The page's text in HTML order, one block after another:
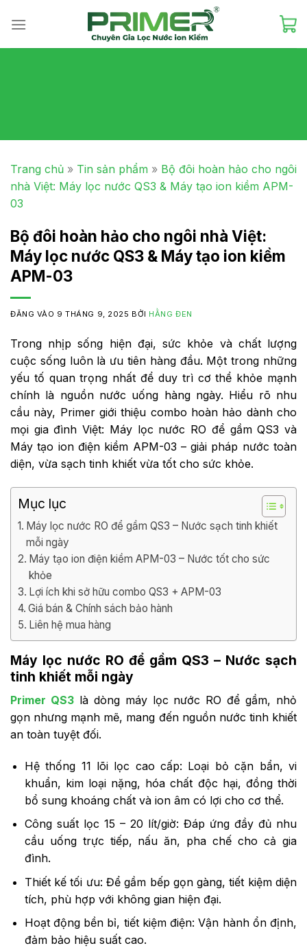
Trang chủ » Tin sản phẩm » Bộ đôi hoàn hảo cho ngôi
nhà Việt: Máy lọc nước QS3 & Máy tạo ion kiềm APM-
03
Bộ đôi hoàn hảo cho ngôi nhà Việt:
Máy lọc nước QS3 & Máy tạo ion kiềm
APM-03
ĐĂNG VÀO 9 THÁNG 9, 2025 BỞI HẰNG ĐEN
Trong nhịp sống hiện đại, sức khỏe và chất lượng
cuộc sống luôn là ưu tiên hàng đầu. Một trong những
yếu tố quan trọng nhất để duy trì cơ thể khỏe mạnh
chính là nguồn nước uống hàng ngày. Hiểu rõ nhu
cầu này, Primer giới thiệu combo hoàn hảo dành cho
mọi gia đình Việt: Máy lọc nước RO để gầm QS3 và
Máy tạo ion điện kiềm APM-03 – giải pháp nước toàn
diện, vừa sạch tinh khiết vừa tốt cho sức khỏe.
Mục lục
Máy lọc nước RO để gầm QS3 – Nước sạch tinh khiết
mỗi ngày
Máy tạo ion điện kiềm APM-03 – Nước tốt cho sức
khỏe
Lợi ích khi sở hữu combo QS3 + APM-03
Giá bán & Chính sách bảo hành
Liên hệ mua hàng
Máy lọc nước RO để gầm QS3 – Nước sạch
tinh khiết mỗi ngày
Primer QS3là dòng máy lọc nước RO để gầm, nhỏ
gọn nhưng mạnh mẽ, mang đến nguồn nước tinh khiết
an toàn tuyệt đối.
Hệ thống 11 lõi lọc cao cấp: Loại bỏ cặn bẩn, vi
khuẩn, kim loại nặng, hóa chất độc hại, đồng thời
bổ sung khoáng chất và ion âm có lợi cho cơ thể.
Công suất lọc 15 – 20 lít/giờ: Đáp ứng đầy đủ nhu
cầu uống trực tiếp, nấu ăn, pha chế cho cả gia
đình.
Thiết kế tối ưu: Để gầm bếp gọn gàng, tiết kiệm diện
tích, phù hợp với không gian hiện đại.
Hoạt động bền bỉ, tiết kiệm điện: Vận hành ổn định,
đảm bảo hiệu suất cao.